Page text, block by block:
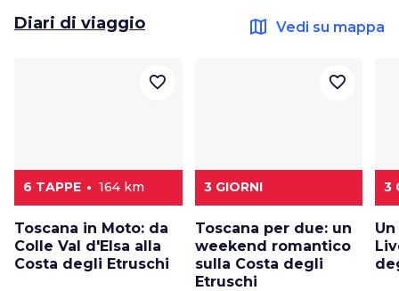
Diari di viaggio map Vedi su mappa
6 TAPPE 164 km
Toscana in Moto: da
Colle Val d'Elsa alla
Costa degli Etruschi
favorite_border
3 GIORNI
Toscana per due: un
weekend romantico
sulla Costa degli
Etruschi
favorite_border
3